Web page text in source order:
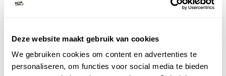
Deze website maakt gebruik van cookies
We gebruiken cookies om content en advertenties te
personaliseren, om functies voor social media te bieden
Zell am See Kaprun in het Oostenrijkse Salzburg is
BEKIJK